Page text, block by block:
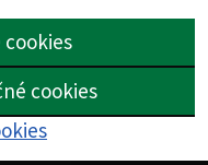
cookies